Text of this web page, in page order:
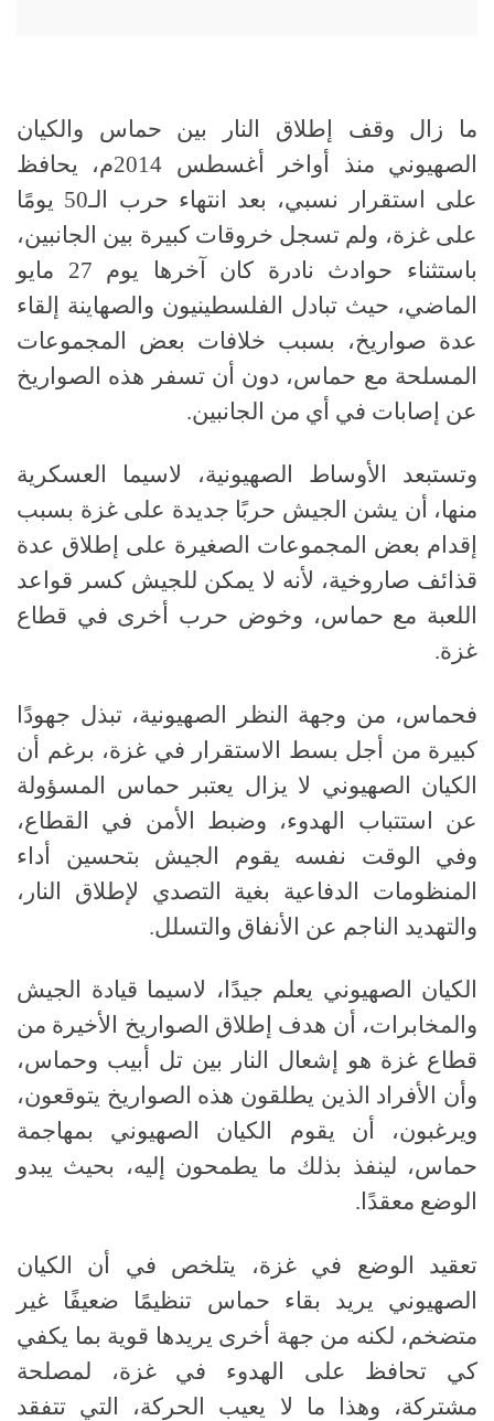
ما زال وقف إطلاق النار بين حماس والكيان
الصهيوني منذ أواخر أغسطس 2014م، يحافظ
على استقرار نسبي، بعد انتهاء حرب الـ50 يومًا
على غزة، ولم تسجل خروقات كبيرة بين الجانبين،
باستثناء حوادث نادرة كان آخرها يوم 27 مايو
الماضي، حيث تبادل الفلسطينيون والصهاينة إلقاء
عدة صواريخ، بسبب خلافات بعض المجموعات
المسلحة مع حماس، دون أن تسفر هذه الصواريخ
عن إصابات في أي من الجانبين.
وتستبعد الأوساط الصهيونية، لاسيما العسكرية
منها، أن يشن الجيش حربًا جديدة على غزة بسبب
إقدام بعض المجموعات الصغيرة على إطلاق عدة
قذائف صاروخية، لأنه لا يمكن للجيش كسر قواعد
اللعبة مع حماس، وخوض حرب أخرى في قطاع
غزة.
فحماس، من وجهة النظر الصهيونية، تبذل جهودًا
كبيرة من أجل بسط الاستقرار في غزة، برغم أن
الكيان الصهيوني لا يزال يعتبر حماس المسؤولة
عن استتباب الهدوء، وضبط الأمن في القطاع،
وفي الوقت نفسه يقوم الجيش بتحسين أداء
المنظومات الدفاعية بغية التصدي لإطلاق النار،
والتهديد الناجم عن الأنفاق والتسلل.
الكيان الصهيوني يعلم جيدًا، لاسيما قيادة الجيش
والمخابرات، أن هدف إطلاق الصواريخ الأخيرة من
قطاع غزة هو إشعال النار بين تل أبيب وحماس،
وأن الأفراد الذين يطلقون هذه الصواريخ يتوقعون،
ويرغبون، أن يقوم الكيان الصهيوني بمهاجمة
حماس، لينفذ بذلك ما يطمحون إليه، بحيث يبدو
الوضع معقدًا.
تعقيد الوضع في غزة، يتلخص في أن الكيان
الصهيوني يريد بقاء حماس تنظيمًا ضعيفًا غير
متضخم، لكنه من جهة أخرى يريدها قوية بما يكفي
كي تحافظ على الهدوء في غزة، لمصلحة
مشتركة، وهذا ما لا يعيب الحركة، التي تتفقد